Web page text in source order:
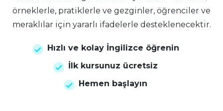
örneklerle, pratiklerle ve gezginler, öğrenciler ve
meraklılar için yararlı ifadelerle desteklenecektir.
Hızlı ve kolay İngilizce öğrenin
İlk kursunuz ücretsiz
Hemen başlayın